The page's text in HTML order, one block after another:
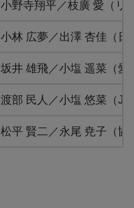
小野寺翔平／枝廣 愛（
小林 広夢／出澤 杏佳（
坂井 雄飛／小塩 遥菜（
渡部 民人／小塩 悠菜（
松平 賢二／永尾 尭子（